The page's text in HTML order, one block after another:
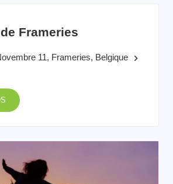
Frameries
11, Frameries, Belgique keyboard_arrow_right